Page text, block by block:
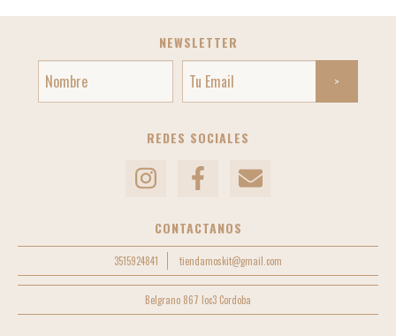
NEWSLETTER
REDES SOCIALES
CONTACTANOS
3515924841 tiendamoskit@gmail.com
Belgrano 867 loc3 Cordoba